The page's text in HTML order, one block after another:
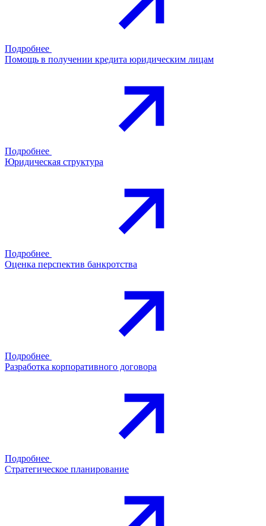
Подробнее
Помощь в получении кредита юридическим лицам
Подробнее
Юридическая структура
Подробнее
Оценка перспектив банкротства
Подробнее
Разработка корпоративного договора
Подробнее
Стратегическое планирование